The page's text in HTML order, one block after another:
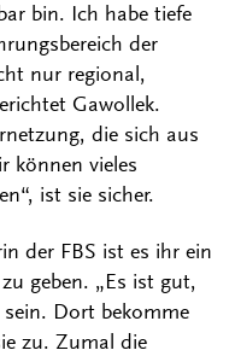
bin. Ich habe tiefe
der
nur regional,
Gawollek.
die sich aus
können vieles
ist sie sicher.
der FBS ist es ihr ein
geben. „Es ist gut,
Dort bekomme
zu. Zumal die